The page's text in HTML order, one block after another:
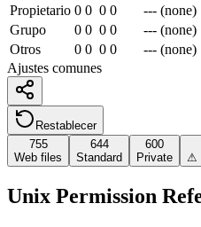
Propietario 0 0 0 0
--- (none)
Grupo
0 0 0 0
--- (none)
Otros
0 0 0 0
--- (none)
Ajustes comunes
Restablecer
755
Web files
644
Standard
600
Private
⚠
Unix Permission